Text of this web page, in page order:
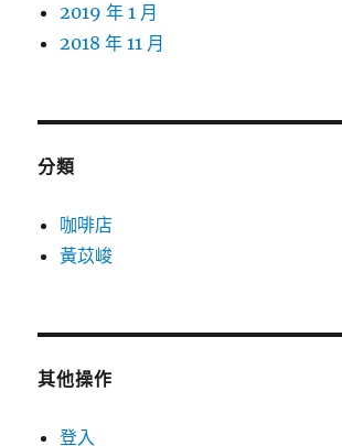
2019 年 1 月
2018 年 11 月
分類
咖啡店
黃苡峻
其他操作
登入